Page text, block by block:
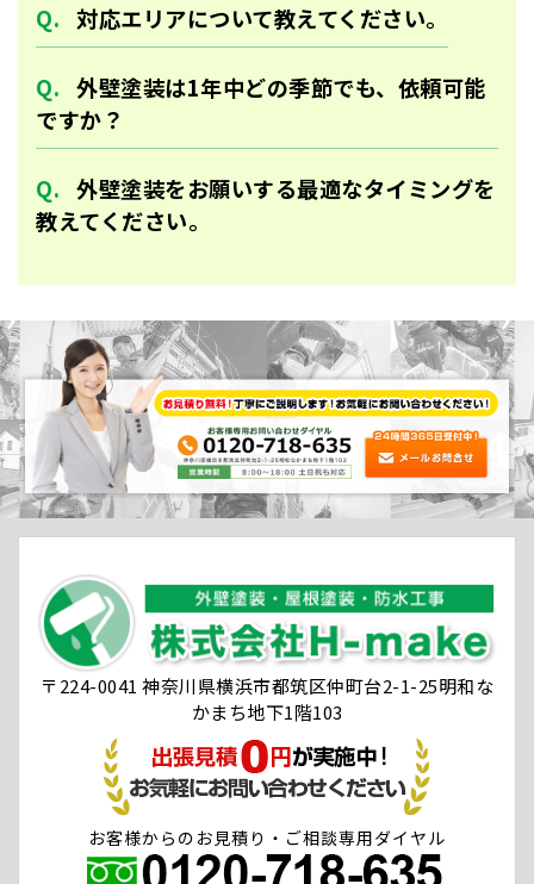
対応エリアについて教えてください。
外壁塗装は1年中どの季節でも、依頼可能
ですか？
外壁塗装をお願いする最適なタイミングを
教えてください。
〒224-0041 神奈川県横浜市都筑区仲町台2-1-25明和な
かまち地下1階103
お客様からのお見積り・ご相談専用ダイヤル